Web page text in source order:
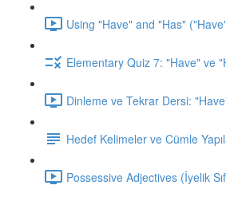
Using "Have" and "Has"
Elementary Quiz 7: "Have" ve
Dinleme ve Tekrar Dersi:
Hedef Kelimeler ve Cümle
Possessive Adjectives (İyelik